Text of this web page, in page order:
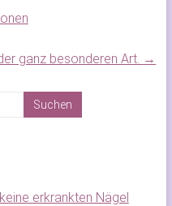
ganz besonderen Art. →
erkrankten Nägel